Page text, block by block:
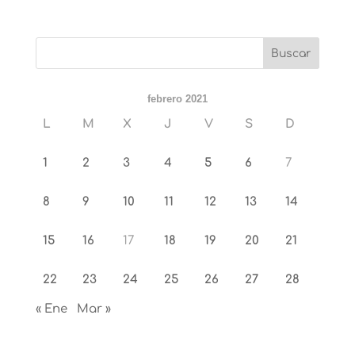
febrero 2021
L M X J V S D
1 2 3 4 5 6 7
8 9 10 11 12 13 14
15 16 17 18 19 20 21
22 23 24 25 26 27 28
« Ene Mar »